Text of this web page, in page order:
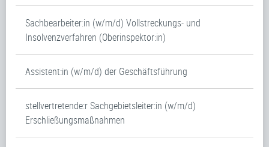
Sachbearbeiter:in (w/m/d) Vollstreckungs- und
Insolvenzverfahren (Oberinspektor:in)
Assistent:in (w/m/d) der Geschäftsführung
stellvertretende:r Sachgebietsleiter:in (w/m/d)
Erschließungsmaßnahmen